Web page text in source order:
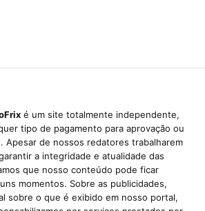
é um site totalmente independente,
tipo de pagamento para aprovação ou
Apesar de nossos redatores trabalharem
a integridade e atualidade das
que nosso conteúdo pode ficar
momentos. Sobre as publicidades,
sobre o que é exibido em nosso portal,